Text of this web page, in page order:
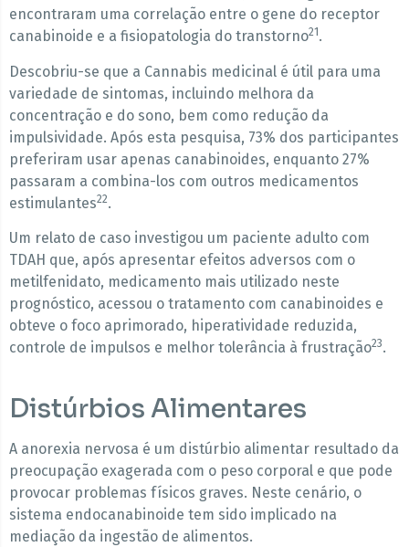
encontraram uma correlação entre o gene do receptor
canabinoide e a fisiopatologia do transtorno21 .
Descobriu-se que a Cannabis medicinal é útil para uma
variedade de sintomas, incluindo melhora da
concentração e do sono, bem como redução da
impulsividade. Após esta pesquisa, 73% dos participantes
preferiram usar apenas canabinoides, enquanto 27%
passaram a combina-los com outros medicamentos
estimulantes22.
Um relato de caso investigou um paciente adulto com
TDAH que, após apresentar efeitos adversos com o
metilfenidato, medicamento mais utilizado neste
prognóstico, acessou o tratamento com canabinoides e
obteve o foco aprimorado, hiperatividade reduzida,
controle de impulsos e melhor tolerância à frustração23.
Distúrbios Alimentares
A anorexia nervosa é um distúrbio alimentar resultado da
preocupação exagerada com o peso corporal e que pode
provocar problemas físicos graves. Neste cenário, o
sistema endocanabinoide tem sido implicado na
mediação da ingestão de alimentos.